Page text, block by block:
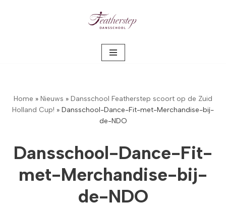
Home » Nieuws » Dansschool Featherstep scoort op de Zuid
Holland Cup! » Dansschool-Dance-Fit-met-Merchandise-bij-
de-NDO
Dansschool-Dance-Fit-
met-Merchandise-bij-
de-NDO